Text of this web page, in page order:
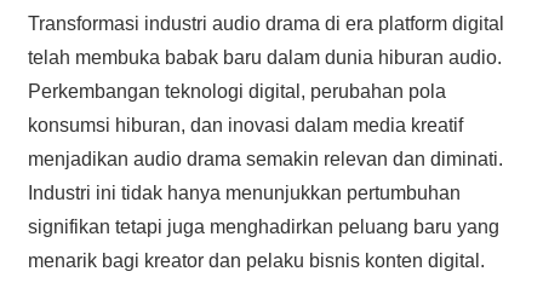
Transformasi industri audio drama di era platform digital
telah membuka babak baru dalam dunia hiburan audio.
Perkembangan teknologi digital, perubahan pola
konsumsi hiburan, dan inovasi dalam media kreatif
menjadikan audio drama semakin relevan dan diminati.
Industri ini tidak hanya menunjukkan pertumbuhan
signifikan tetapi juga menghadirkan peluang baru yang
menarik bagi kreator dan pelaku bisnis konten digital.